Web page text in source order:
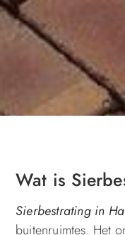
Wat is
Sierbestrating in
buitenruimtes. Het